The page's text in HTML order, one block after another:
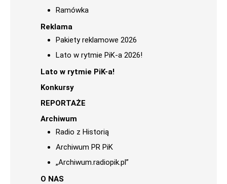
Ramówka
Reklama
Pakiety reklamowe 2026
Lato w rytmie PiK-a 2026!
Lato w rytmie PiK-a!
Konkursy
REPORTAŻE
Archiwum
Radio z Historią
Archiwum PR PiK
„Archiwum.radiopik.pl”
O NAS